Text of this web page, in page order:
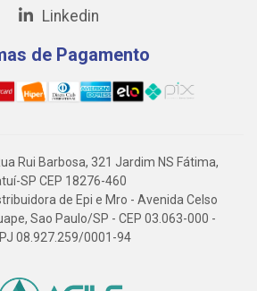
Linkedin
de Pagamento
Rui Barbosa, 321 Jardim NS Fátima,
SP CEP 18276-460
de Epi e Mro - Avenida Celso
Sao Paulo/SP - CEP 03.063-000 -
08.927.259/0001-94